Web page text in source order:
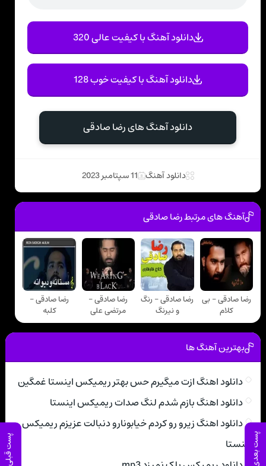
پست بعدی پست قبلی
دانلود آهنگ با کیفیت عالی 320
دانلود آهنگ با کیفیت خوب 128
دانلود آهنگ های رضا صادقی
دانلود آهنگ 11 سپتامبر 2023
آهنگ های مرتبط رضا صادقی
رضا صادقی - بی
کلام
رضا صادقی - رنگ
و نیرنگ
رضا صادقی -
مرتضی علی
رضا صادقی -
کلبه
بهترین آهنگ ها
دانلود اهنگ ازت میگیرم حس بهتر ریمیکس اینستا غمگین
دانلود اهنگ بازم شدم لنگ صدات ریمیکس اینستا
دانلود اهنگ زیرو رو کردم خیابونارو دنبالت عزیزم ریمیکس
اینستا